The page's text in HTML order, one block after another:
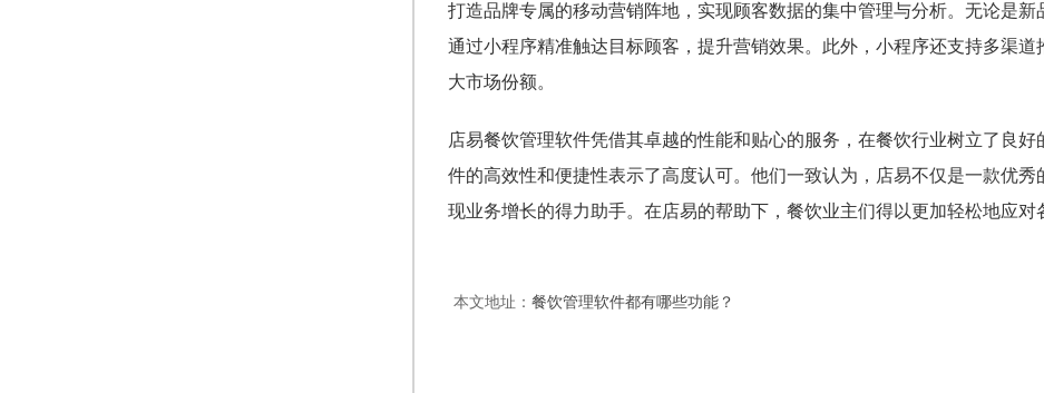
打造品牌专属的移动营销阵地，实现顾客数据的集中管理与分析。无论是
通过小程序精准触达目标顾客，提升营销效果。此外，小程序还支持多渠
大市场份额。
店易餐饮管理软件凭借其卓越的性能和贴心的服务，在餐饮行业树立了良
件的高效性和便捷性表示了高度认可。他们一致认为，店易不仅是一款优秀
现业务增长的得力助手。在店易的帮助下，餐饮业主们得以更加轻松地应对
本文地址： 餐饮管理软件都有哪些功能？